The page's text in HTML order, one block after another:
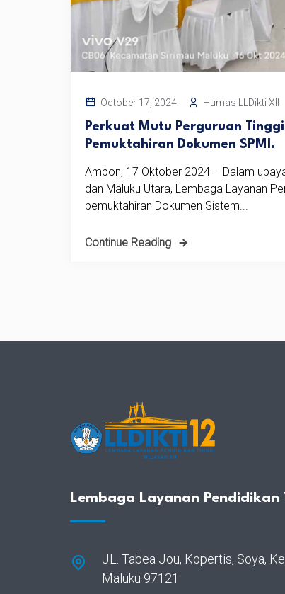
October 17, 2024 Humas LLDikti XII
Perkuat Mutu Perguruan
Pemuktahiran Dokumen SPMI.
Ambon, 17 Oktober 2024 – Dalam
dan Maluku Utara, Lembaga Layanan
pemuktahiran Dokumen Sistem...
Continue Reading
Lembaga Layanan
JL. Tabea Jou, Kopertis, Soya,
Maluku 97121